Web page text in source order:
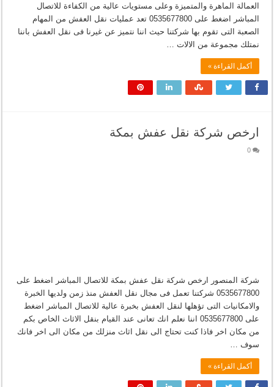
العمالة الماهرة والمتميزة وعلى مستويات عالية من الكفاءة للاتصال
المباشر اضغط على 0535677800 تعد عمليات نقل العفش من المهام
الصعبة التى تقوم بها شركتنا حيث اننا نتميز عن غيرنا فى نقل العفش باننا
نمتلك مجموعة من الالات …
أكمل القراءة »
ارخص شركة نقل عفش بمكة
0
شركة المنصور ارخص شركة نقل عفش بمكة للاتصال المباشر اضغط على
0535677800 شركتنا تعمل فى مجال نقل العفش منذ زمن ولديها الخبرة
والامكانيات التى تؤهلها لنقل العفش بخبرة عالية للاتصال المباشر اضغط
على 0535677800 اننا نعلم انك تعانى عند القيام بنقل الاثاث الخاص بكم
من مكان اخر فاذا كنت تحتاج الى نقل اثاث منزلك من مكان الى اخر فانك
سوف …
أكمل القراءة »